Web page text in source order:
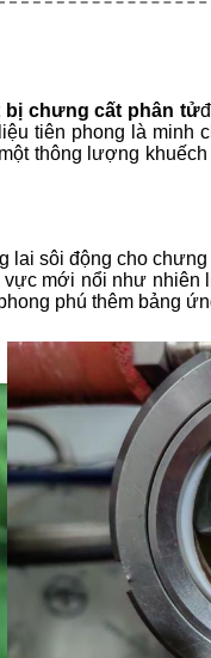
bị chưng cất phân tử
tiên phong là minh
thông lượng
sôi động cho
mới nổi như
phú thêm bảng